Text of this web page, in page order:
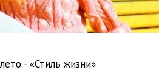
- «Стиль жизни»